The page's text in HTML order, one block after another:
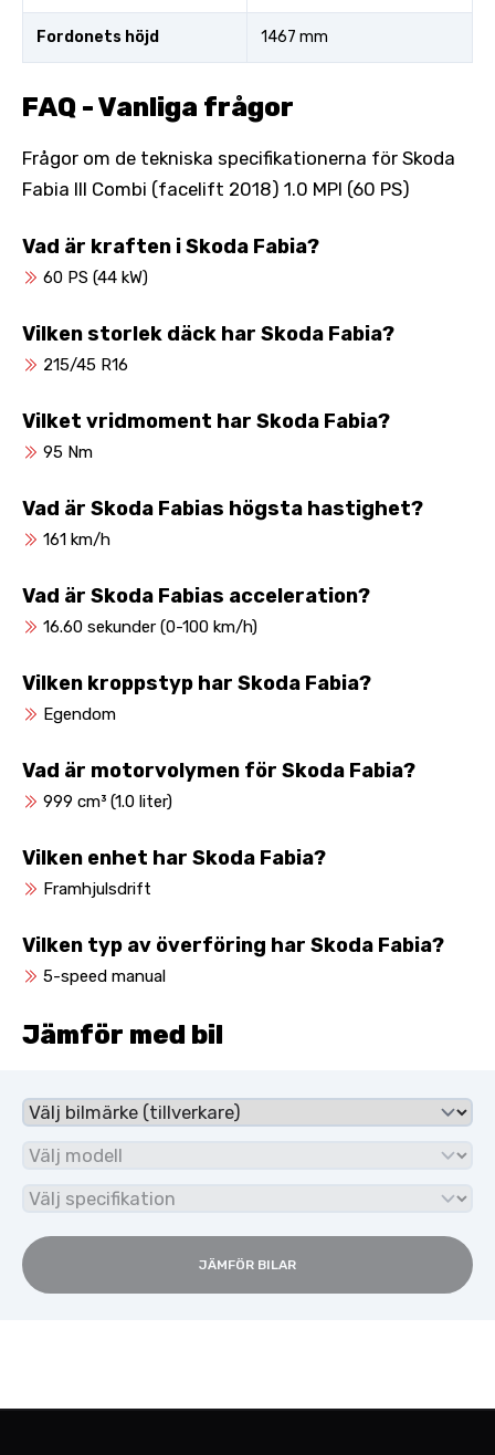
Fordonets höjd 1467 mm
FAQ - Vanliga frågor
Frågor om de tekniska specifikationerna för Skoda
Fabia III Combi (facelift 2018) 1.0 MPI (60 PS)
Vad är kraften i Skoda Fabia?
60 PS (44 kW)
Vilken storlek däck har Skoda Fabia?
215/45 R16
Vilket vridmoment har Skoda Fabia?
95 Nm
Vad är Skoda Fabias högsta hastighet?
161 km/h
Vad är Skoda Fabias acceleration?
16.60 sekunder (0-100 km/h)
Vilken kroppstyp har Skoda Fabia?
Egendom
Vad är motorvolymen för Skoda Fabia?
999 cm³ (1.0 liter)
Vilken enhet har Skoda Fabia?
Framhjulsdrift
Vilken typ av överföring har Skoda Fabia?
5-speed manual
Jämför med bil
JÄMFÖR BILAR